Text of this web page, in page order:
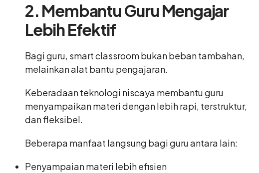
2. Membantu Guru Mengajar
Lebih Efektif
Bagi guru, smart classroom bukan beban tambahan,
melainkan alat bantu pengajaran.
Keberadaan teknologi niscaya membantu guru
menyampaikan materi dengan lebih rapi, terstruktur,
dan fleksibel.
Beberapa manfaat langsung bagi guru antara lain:
Penyampaian materi lebih efisien